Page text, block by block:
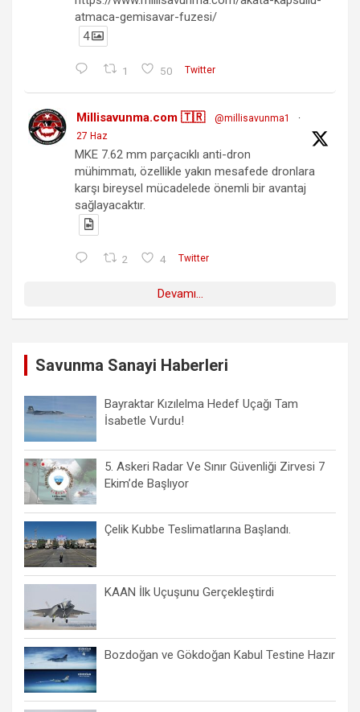
atmaca-gemisavar-fuzesi/
4
1 50 Twitter
Millisavunma.com 🇹🇷 @millisavunma1
·
27 Haz
MKE 7.62 mm parçacıklı anti-dron
mühimmatı, özellikle yakın mesafede dronlara
karşı bireysel mücadelede önemli bir avantaj
sağlayacaktır.
2 4 Twitter
Devamı...
Savunma Sanayi Haberleri
Bayraktar Kızılelma Hedef Uçağı Tam
İsabetle Vurdu!
5. Askeri Radar Ve Sınır Güvenliği Zirvesi 7
Ekim’de Başlıyor
Çelik Kubbe Teslimatlarına Başlandı.
KAAN İlk Uçuşunu Gerçekleştirdi
Bozdoğan ve Gökdoğan Kabul Testine Hazır